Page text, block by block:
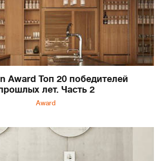
Award Топ 20 победителей
лет. Часть 2
Award